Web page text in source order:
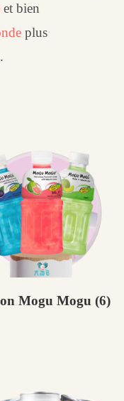
et bien
plus
Mogu Mogu (6)